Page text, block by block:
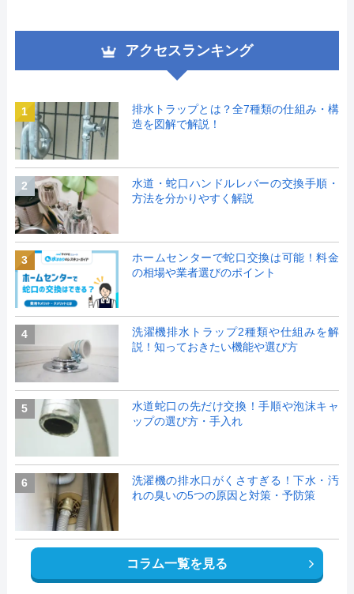
アクセスランキング
1
排水トラップとは？全7種類の仕組み・構
造を図解で解説！
2
水道・蛇口ハンドルレバーの交換手順・
方法を分かりやすく解説
3
ホームセンターで蛇口交換は可能！料金
の相場や業者選びのポイント
4
洗濯機排水トラップ2種類や仕組みを解
説！知っておきたい機能や選び方
5
水道蛇口の先だけ交換！手順や泡沫キャ
ップの選び方・手入れ
6
洗濯機の排水口がくさすぎる！下水・汚
れの臭いの5つの原因と対策・予防策
コラム一覧を見る